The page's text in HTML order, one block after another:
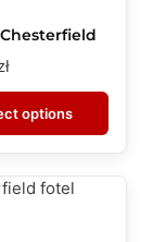
Chesterfield
options